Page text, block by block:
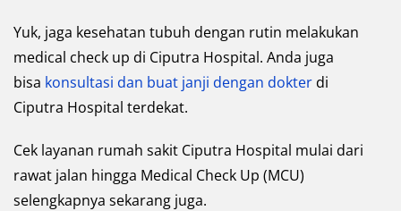
Yuk, jaga kesehatan tubuh dengan rutin melakukan
medical check up di Ciputra Hospital. Anda juga
bisa konsultasi dan buat janji dengan dokter di
Ciputra Hospital terdekat.
Cek layanan rumah sakit Ciputra Hospital mulai dari
rawat jalan hingga Medical Check Up (MCU)
selengkapnya sekarang juga.